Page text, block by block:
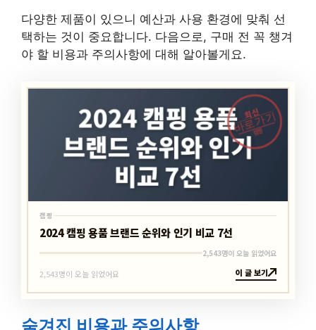
다양한 제품이 있으니 예산과 사용 환경에 맞춰 선
택하는 것이 중요합니다. 다음으로, 구매 전 꼭 챙겨
야 할 비용과 주의사항에 대해 알아볼게요.
최신
바로가기
캠핑
캠핑
2024 캠핑 용품 브랜드 순위와 인기 비교 7선
2,543명이 오늘 읽었어요
2,543명이 오늘 읽었어요 이 글 보기
숨겨진 비용과 주의사항